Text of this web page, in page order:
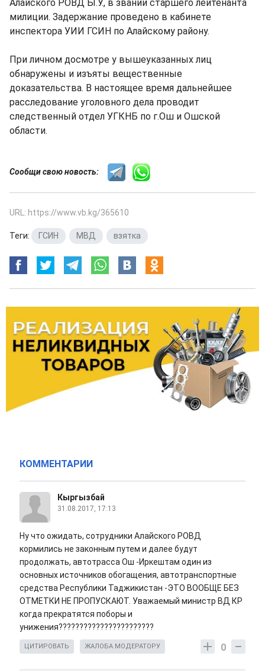
Алайского РОВД Ы.У., в звании старшего лейтенанта
милиции. Задержание проведено в кабинете
инспектора УИИ ГСИН по Алайскому району.
При личном досмотре у вышеуказанных лиц
обнаружены и изъяты вещественные
доказательства. В настоящее время дальнейшее
расследование уголовного дела проводит
следственный отдел УГКНБ по г.Ош и Ошской
области.
Сообщи свою новость:
URL: https://www.vb.kg/365610
Теги: ГСИН МВД взятка
КОММЕНТАРИИ
Кыргызбай
31.08.2017, 17:13
Ну что ожидать, сотрудники Алайского РОВД
кормились не законным путем и далее будут
продолжать, автотрасса Ош -Иркештам один из
основных источников обогащения, автотранспортные
средства Республики Таджикистан -ЭТО ВООБЩЕ БЕЗ
ОТМЕТКИ НЕ ПРОПУСКАЮТ. Уважаемый министр ВД КР
когда прекратятся поборы и
унижения???????????????????????
0
ЦИТИРОВАТЬ ЖАЛОБА МОДЕРАТОРУ